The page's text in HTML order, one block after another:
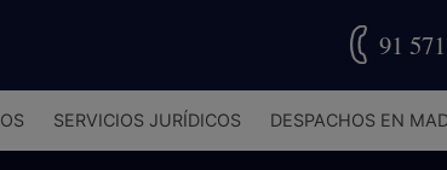
91
SERVICIOS JURÍDICOS DESPACHOS EN